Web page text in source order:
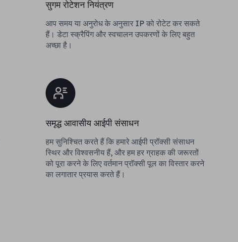
सुगम रोटेशन नियंत्रण
आप समय या अनुरोध के अनुसार IP को रोटेट कर सकते
हैं। डेटा स्क्रैपिंग और स्वचालन उपकरणों के लिए बहुत
अच्छा है।
समृद्ध आवासीय आईपी संसाधन
हम सुनिश्चित करते हैं कि हमारे आईपी प्रॉक्सी संसाधन
स्थिर और विश्वसनीय हैं, और हम हर ग्राहक की जरूरतों
को पूरा करने के लिए वर्तमान प्रॉक्सी पूल का विस्तार करने
का लगातार प्रयास करते हैं।